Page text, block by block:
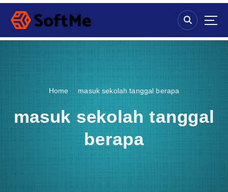
S
p
Home masuk sekolah tanggal berapa
masuk sekolah tanggal
berapa